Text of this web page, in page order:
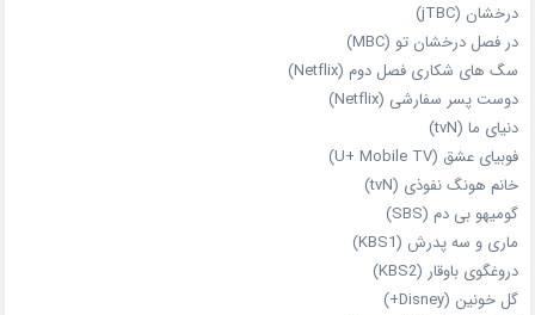
درخشان (jTBC)
در فصل درخشان تو (MBC)
سگ های شکاری فصل دوم (Netflix)
دوست‌ پسر سفارشی (Netflix)
دنیای ما (tvN)
فوبیای عشق (U+ Mobile TV)
خانم هونگ نفوذی (tvN)
گومیهو بی دم (SBS)
ماری و سه پدرش (KBS1)
دروغگوی باوقار (KBS2)
گل خونین (Disney+)